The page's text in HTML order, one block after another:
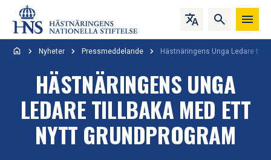
Hoppa till innehåll
Nyheter Pressmeddelande Hästnäringens Unga Ledare
HÄSTNÄRINGENS UNGA
LEDARE TILLBAKA MED ETT
NYTT GRUNDPROGRAM